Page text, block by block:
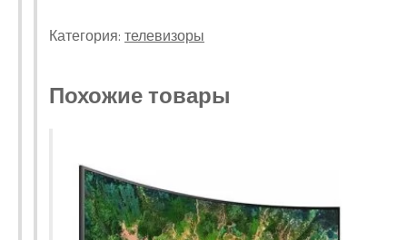
Категория:телевизоры
Похожие товары